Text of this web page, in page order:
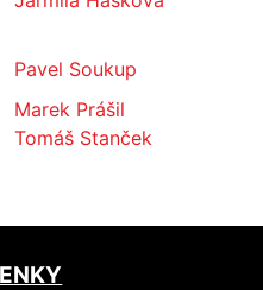
Pavel Soukup
Marek Prášil
Tomáš Stanček